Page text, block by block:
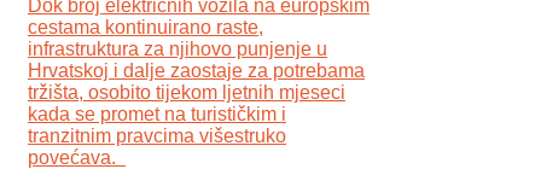
Dok broj električnih vozila na europskim
cestama kontinuirano raste,
infrastruktura za njihovo punjenje u
Hrvatskoj i dalje zaostaje za potrebama
tržišta, osobito tijekom ljetnih mjeseci
kada se promet na turističkim i
tranzitnim pravcima višestruko
povećava.